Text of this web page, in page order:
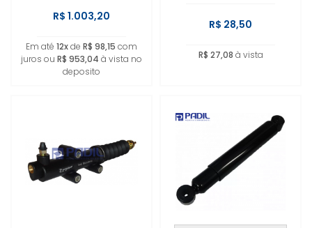
R$ 1.003,20
Em até 12xde R$ 98,15 com
juros ou R$ 953,04 à vista no
deposito
R$ 28,50
R$ 27,08 à vista